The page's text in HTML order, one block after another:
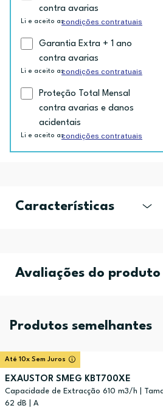
contra avarias
Li e aceito ascondições contratuais
Garantia Extra + 1 ano
contra avarias
Li e aceito ascondições contratuais
Proteção Total Mensal
contra avarias e danos
acidentais
Li e aceito ascondições contratuais
Características
Avaliações do produto
Produtos semelhantes
Até 10x Sem Juros
EXAUSTOR SMEG KBT700XE
Capacidade de Extracção 610 m3/h |
62 dB | A